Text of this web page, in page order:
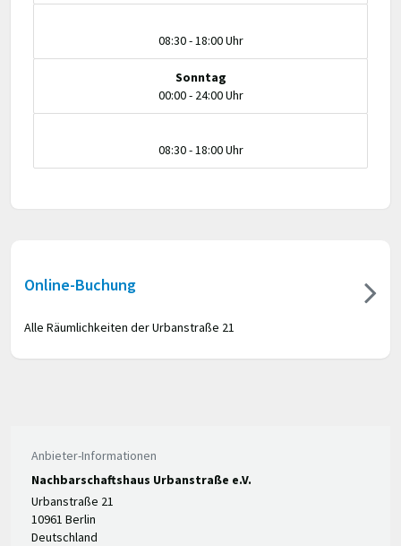
08:30 - 18:00 Uhr
Sonntag
00:00 - 24:00 Uhr
08:30 - 18:00 Uhr
Online-Buchung
Alle Räumlichkeiten der Urbanstraße 21
Anbieter-Informationen
Nachbarschaftshaus Urbanstraße e.V.
Urbanstraße 21
10961 Berlin
Deutschland